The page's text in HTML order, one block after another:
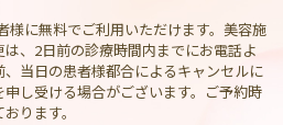
様に無料でご利用いただけます。美容施
、2日前の診療時間内までにお電話よ
当日の患者様都合によるキャンセルに
し受ける場合がございます。ご予約時
ります。